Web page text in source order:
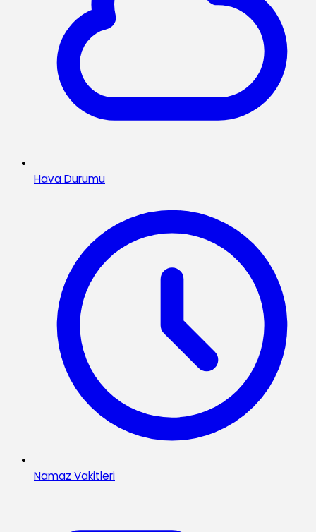
Hava Durumu
Namaz Vakitleri